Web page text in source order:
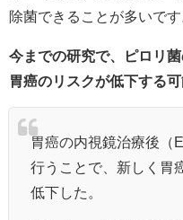
除菌できることが多いです
今までの研究で、ピロリ
胃癌のリスクが低下する
胃癌の内視鏡治療後（
行うことで、新しく胃
低下した。